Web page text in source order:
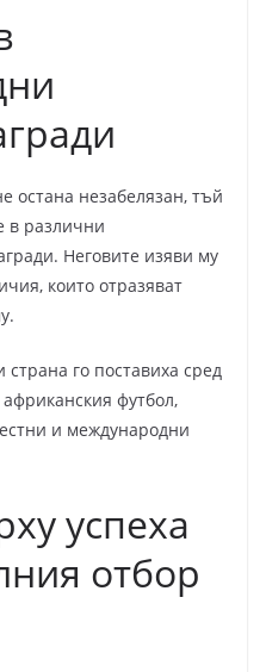
остана незабелязан, тъй
в различни
Неговите изяви му
които отразяват
го поставиха сред
футбол,
и международни
успеха
отбор